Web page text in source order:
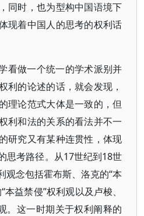
同时，也为型构中国语境下
现着中国人的思考的权利话
看做一个统一的学术派别并
利的论述的话，就会发现，
理论范式大体是一致的，但
利和法的关系的看法并不一
研究又有某种连贯性，体现
思考路径。从17世纪到18世
观念包括霍布斯、洛克的“本
益禁侵”权利观以及卢梭、
。这一时期关于权利阐释的